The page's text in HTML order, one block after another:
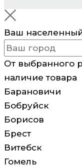
Ваш
От выбранного
наличие товара
Барановичи
Бобруйск
Борисов
Брест
Витебск
Гомель